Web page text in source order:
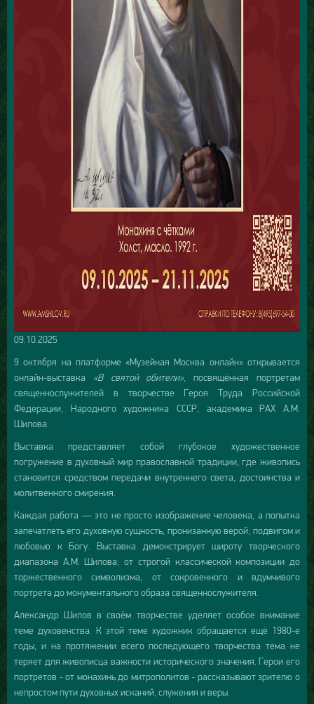
09.10.2025
9 октября на платформе «Музейная Москва онлайн» открывается
онлайн-выставка «В святой обители», посвящённая портретам
священнослужителей в творчестве Героя Труда Российской
Федерации, Народного художника СССР, академика РАХ А.М.
Шилова.
Выставка представляет собой глубокое художественное
погружение в духовный мир православной традиции, где живопись
становится средством передачи внутреннего света, достоинства и
молитвенного смирения.
Каждая работа — это не просто изображение человека, а попытка
запечатлеть его духовную сущность, пронизанную верой, подвигом и
любовью к Богу. Выставка демонстрирует широту творческого
диапазона А.М. Шилова: от строгой классической композиции до
торжественного символизма, от сокровенного и вдумчивого
портрета до монументального образа священнослужителя.
Александр Шилов в своём творчестве уделяет особое внимание
теме духовенства. К этой теме художник обращается ещё 1980-е
годы, и на протяжении всего последующего творчества тема не
теряет для живописца важности исторического значения. Герои его
портретов - от монахинь до митрополитов - рассказывают зрителю о
непростом пути духовных исканий, служения и веры.